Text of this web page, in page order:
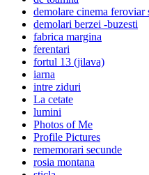
demolare cinema feroviar
demolari berzei -buzesti
fabrica margina
ferentari
fortul 13 (jilava)
iarna
intre ziduri
La cetate
lumini
Photos of Me
Profile Pictures
rememorari secunde
rosia montana